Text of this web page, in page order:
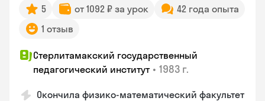
5 от 1092 ₽ за урок
42 года опыта
1 отзыв
Стерлитамакский государственный
педагогический институт • 1983 г.
Окончила физико-математический факультет